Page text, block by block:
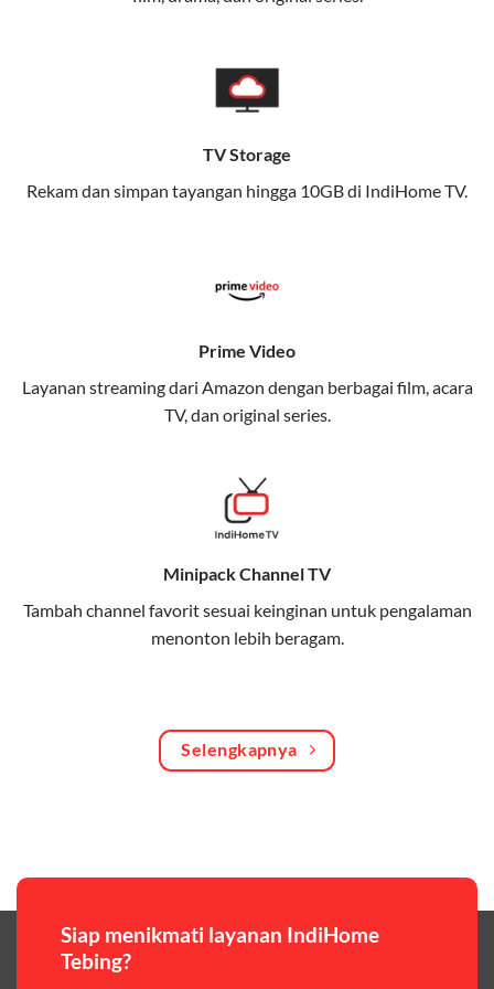
memungkinkan Anda menikmati internet cepat baik
Dengan Telkomsel One, Anda tidak terikat pada satu
teknologi jaringan tertentu, sehingga bisa menikmati
fleksibilitas dan kenyamanan maksimal.
Keunggulan Telkomsel One
streaming, gaming, dan bekerja dari rumah.
Memudahkan Anda dalam mengelola jaringan dan
meningkatkan keamanan.
Bagikan kuota internet hingga 30 GB dengan anggota
keluarga atau teman secara praktis.
One Bill System
Tagihan internet rumah dan kuota keluarga digabung
dalam satu pembayaran.
Hemat biaya dengan paket internet berkualitas tinggi
premium,berikut ulasan singkatnya:
Paket Easy
TV Storage
Rekam dan simpan tayangan hingga 10GB di IndiHome TV.
Prime Video
Layanan streaming dari Amazon dengan berbagai film, acara
TV, dan original series.
Minipack Channel TV
Tambah channel favorit sesuai keinginan untuk pengalaman
menonton lebih beragam.
Selengkapnya
Siap menikmati layanan IndiHome
Tebing?